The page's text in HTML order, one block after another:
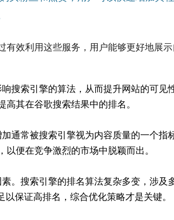
效利用这些服务，用户能够更好地展
搜索引擎的算法，从而提升网站的可见
其在谷歌搜索结果中的排名。
通常被搜索引擎视为内容质量的一个指
便在竞争激烈的市场中脱颖而出。
。搜索引擎的排名算法复杂多变，涉及
保证高排名，综合优化策略才是关键。